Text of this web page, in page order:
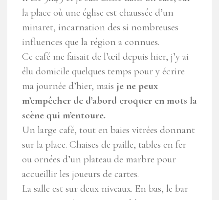
la place où une église est chaussée d’un
minaret, incarnation des si nombreuses
influences que la région a connues.
Ce café me faisait de l’œil depuis hier, j’y ai
élu domicile quelques temps pour y écrire
ma journée d’hier, mais je ne peux
m’empêcher de d’abord croquer en mots la
scène qui m’entoure.
Un large café, tout en baies vitrées donnant
sur la place. Chaises de paille, tables en fer
ou ornées d’un plateau de marbre pour
accueillir les joueurs de cartes.
La salle est sur deux niveaux. En bas, le bar